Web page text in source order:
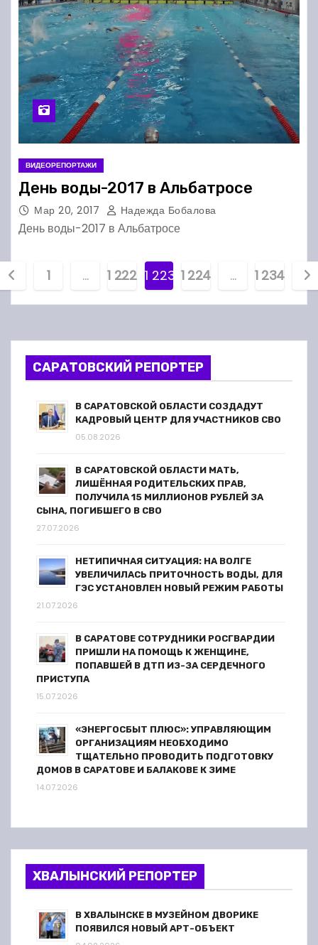
ВИДЕОРЕПОРТАЖИ
День воды-2017 в Альбатросе
Мар 20, 2017 Надежда Бобалова
День воды-2017 в Альбатросе
1 … 1 222 1 223 1 224 … 1 234
САРАТОВСКИЙ РЕПОРТЕР
В САРАТОВСКОЙ ОБЛАСТИ СОЗДАДУТ
КАДРОВЫЙ ЦЕНТР ДЛЯ УЧАСТНИКОВ СВО
05.08.2026
В САРАТОВСКОЙ ОБЛАСТИ МАТЬ,
ЛИШЁННАЯ РОДИТЕЛЬСКИХ ПРАВ,
ПОЛУЧИЛА 15 МИЛЛИОНОВ РУБЛЕЙ ЗА
СЫНА, ПОГИБШЕГО В СВО
27.07.2026
НЕТИПИЧНАЯ СИТУАЦИЯ: НА ВОЛГЕ
УВЕЛИЧИЛАСЬ ПРИТОЧНОСТЬ ВОДЫ, ДЛЯ
ГЭС УСТАНОВЛЕН НОВЫЙ РЕЖИМ РАБОТЫ
21.07.2026
В САРАТОВЕ СОТРУДНИКИ РОСГВАРДИИ
ПРИШЛИ НА ПОМОЩЬ К ЖЕНЩИНЕ,
ПОПАВШЕЙ В ДТП ИЗ-ЗА СЕРДЕЧНОГО
ПРИСТУПА
15.07.2026
«ЭНЕРГОСБЫТ ПЛЮС»: УПРАВЛЯЮЩИМ
ОРГАНИЗАЦИЯМ НЕОБХОДИМО
ТЩАТЕЛЬНО ПРОВОДИТЬ ПОДГОТОВКУ
ДОМОВ В САРАТОВЕ И БАЛАКОВЕ К ЗИМЕ
14.07.2026
ХВАЛЫНСКИЙ РЕПОРТЕР
В ХВАЛЫНСКЕ В МУЗЕЙНОМ ДВОРИКЕ
ПОЯВИЛСЯ НОВЫЙ АРТ-ОБЪЕКТ